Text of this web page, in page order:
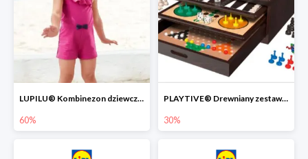
LUPILU® Kombinezon dziewczęcy z bawełny
60%
PLAYTIVE® Drewniany zestaw gier 10 w 1
30%